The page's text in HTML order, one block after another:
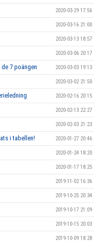
2020-03-29 17:56
2020-03-16 21:00
2020-03-13 18:57
2020-03-06 20:17
7 poängen 2020-03-03 19:13
2020-03-02 21:50
2020-02-16 20:15
2020-02-13 22:27
2020-02-03 21:23
i tabellen! 2020-01-27 20:46
2020-01-24 18:20
2020-01-17 18:25
2019-11-02 16:36
2019-10-25 20:34
2019-10-17 21:09
2019-10-15 20:03
2019-10-09 18:28